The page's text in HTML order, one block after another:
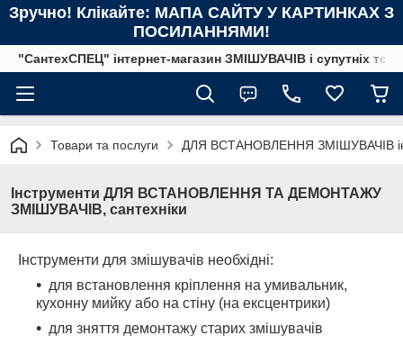
Зручно! Клікайте: МАПА САЙТУ У КАРТИНКАХ З
ПОСИЛАННЯМИ!
"СантехСПЕЦ" інтернет-магазин ЗМІШУВАЧІВ і супутніх
Товари та послуги ДЛЯ ВСТАНОВЛЕННЯ ЗМІШУВАЧІВ
Інструменти ДЛЯ ВСТАНОВЛЕННЯ ТА ДЕМОНТАЖУ
ЗМІШУВАЧІВ, сантехніки
Інструменти для змішувачів необхідні:
для встановлення кріплення на умивальник,
кухонну мийку або на стіну (на ексцентрики)
для зняття демонтажу старих змішувачів